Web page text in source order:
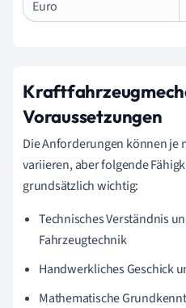
Euro
Voraussetzungen
Die Anforderungen können je
variieren, aber folgende
grundsätzlich wichtig:
Technisches Verständnis
Fahrzeugtechnik
Handwerkliches Geschick
Mathematische